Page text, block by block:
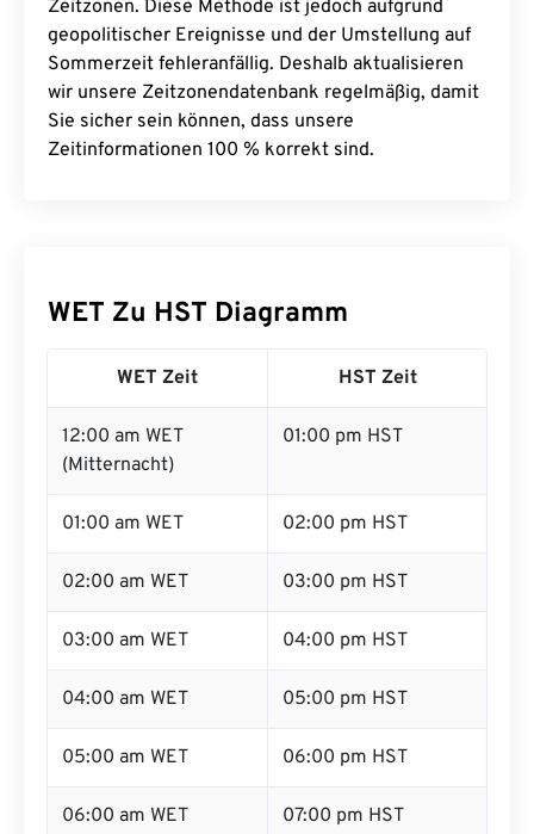
Zeitzonen. Diese Methode ist jedoch aufgrund
geopolitischer Ereignisse und der Umstellung auf
Sommerzeit fehleranfällig. Deshalb aktualisieren
wir unsere Zeitzonendatenbank regelmäßig, damit
Sie sicher sein können, dass unsere
Zeitinformationen 100 % korrekt sind.
WET Zu HST Diagramm
WET Zeit HST Zeit
12:00 am WET
(Mitternacht)
01:00 pm HST
01:00 am WET 02:00 pm HST
02:00 am WET 03:00 pm HST
03:00 am WET 04:00 pm HST
04:00 am WET 05:00 pm HST
05:00 am WET 06:00 pm HST
06:00 am WET 07:00 pm HST